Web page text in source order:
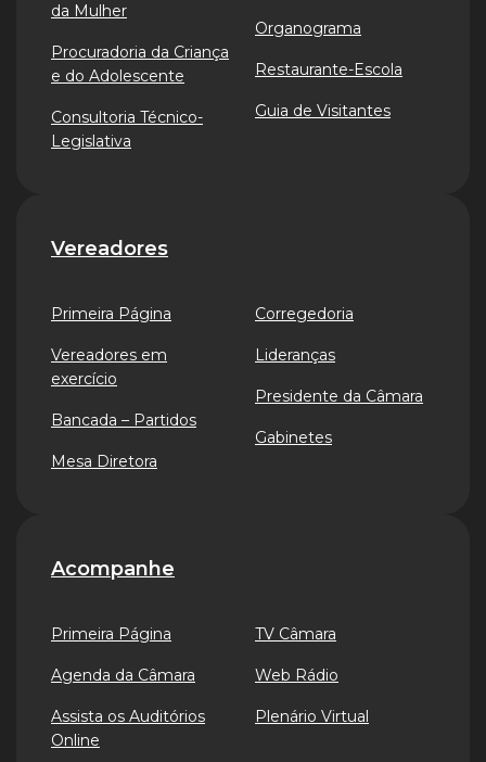
da Mulher
Procuradoria da Criança
e do Adolescente
Consultoria Técnico-
Legislativa
Organograma
Restaurante-Escola
Guia de Visitantes
Vereadores
Primeira Página
Vereadores em
exercício
Bancada – Partidos
Mesa Diretora
Corregedoria
Lideranças
Presidente da Câmara
Gabinetes
Acompanhe
Primeira Página
Agenda da Câmara
Assista os Auditórios
Online
TV Câmara
Web Rádio
Plenário Virtual